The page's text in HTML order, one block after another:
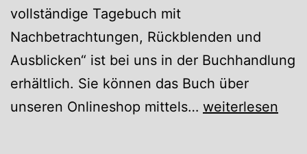
vollständige Tagebuch mit
Nachbetrachtungen, Rückblenden und
Ausblicken“ ist bei uns in der Buchhandlung
erhältlich. Sie können das Buch über
unseren Onlineshop mittels… Büchertisch
weiterlesen